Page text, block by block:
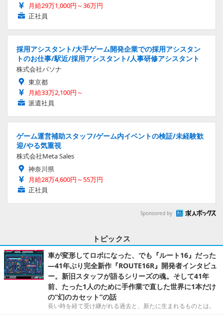
月給29万1,000円～36万円
正社員
採用アシスタント/大手ゲーム開発企業での採用アシスタン
トのお仕事/駅近/採用アシスタント/人事研修アシスタント
株式会社パソナ
東京都
月給33万2,100円～
派遣社員
ゲーム運営補助スタッフ/ゲーム内イベントの検証/未経験歓
迎/やる気重視
株式会社Meta Sales
神奈川県
月給28万4,600円～55万円
正社員
Sponsored by
トピックス
車が変形してロボになった、でも『ルート16』だった
―41年ぶり完全新作『ROUTE16R』開発者インタビュ
ー。新旧スタッフが語るシリーズの魂。そして41年
前、たった1人のために手作業で直した世界に1本だけ
の“幻のカセット”の話
長い時を経て受け継がれる過去と、新たに生まれるものとは。